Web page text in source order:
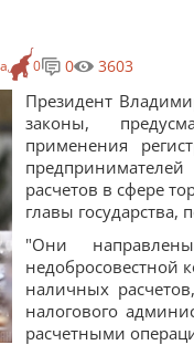
0 0 3603
Президент
законы,
применения
расчетов в сфере
главы государства,
"Они
недобросовестной
наличных
налогового
расчетными